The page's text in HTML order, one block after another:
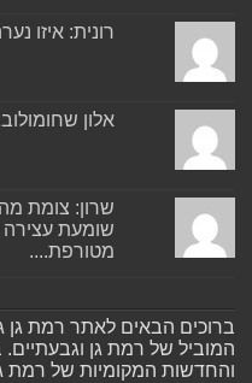
רונית: איזו
אלון
שרון: צומת
שומעת עצירה
מטורפת....
ברוכים הבאים לאתר רמת גן
המוביל של רמת גן
והחדשות המקומיות של רמת